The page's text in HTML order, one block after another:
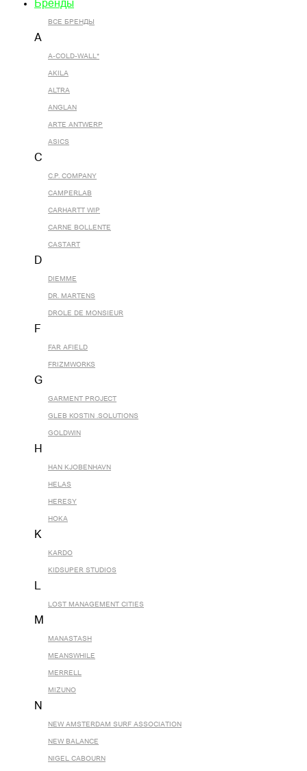
Бренды
ВСЕ БРЕНДЫ
A
A-COLD-WALL*
AKILA
ALTRA
ANGLAN
ARTE ANTWERP
ASICS
C
C.P. COMPANY
CAMPERLAB
CARHARTT WIP
CARNE BOLLENTE
CASTART
D
DIEMME
DR. MARTENS
DROLE DE MONSIEUR
F
FAR AFIELD
FRIZMWORKS
G
GARMENT PROJECT
GLEB KOSTIN .SOLUTIONS
GOLDWIN
H
HAN KJOBENHAVN
HELAS
HERESY
HOKA
K
KARDO
KIDSUPER STUDIOS
L
LOST MANAGEMENT CITIES
M
MANASTASH
MEANSWHILE
MERRELL
MIZUNO
N
NEW AMSTERDAM SURF ASSOCIATION
NEW BALANCE
NIGEL CABOURN